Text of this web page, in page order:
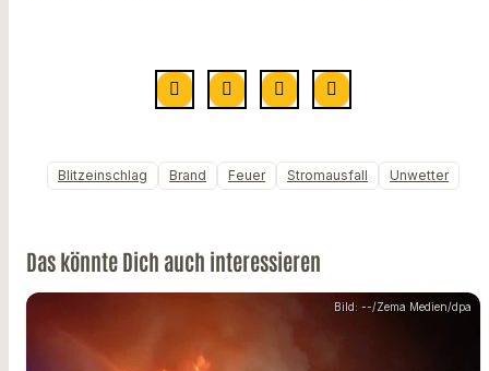
Blitzeinschlag Brand Feuer Stromausfall Unwetter
Das könnte Dich auch interessieren
Bild: --/Zema Medien/dpa